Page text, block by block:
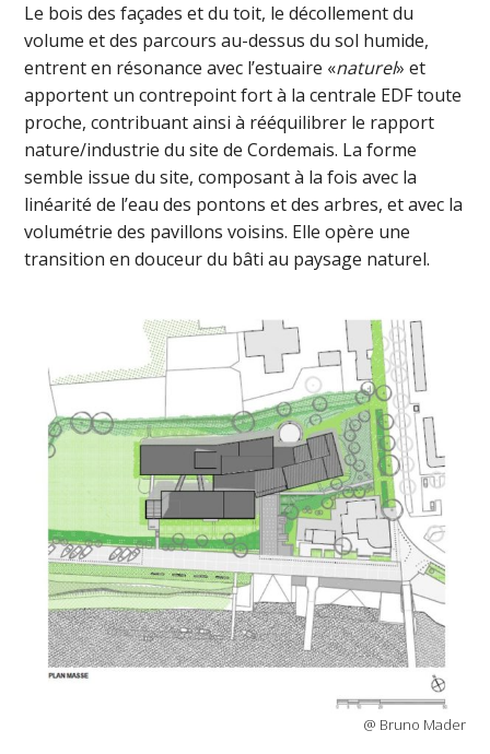
Le bois des façades et du toit, le décollement du
volume et des parcours au-dessus du sol humide,
entrent en résonance avec l’estuaire «naturel» et
apportent un contrepoint fort à la centrale EDF toute
proche, contribuant ainsi à rééquilibrer le rapport
nature/industrie du site de Cordemais. La forme
semble issue du site, composant à la fois avec la
linéarité de l’eau des pontons et des arbres, et avec la
volumétrie des pavillons voisins. Elle opère une
transition en douceur du bâti au paysage naturel.
@ Bruno Mader